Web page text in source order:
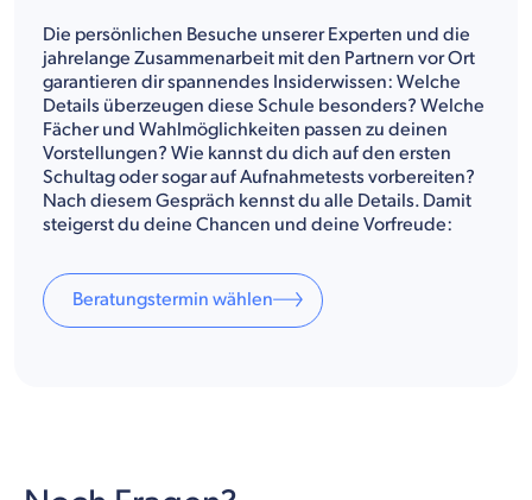
Die persönlichen Besuche unserer Experten und die
jahrelange Zusammenarbeit mit den Partnern vor Ort
garantieren dir spannendes Insiderwissen: Welche
Details überzeugen diese Schule besonders? Welche
Fächer und Wahlmöglichkeiten passen zu deinen
Vorstellungen? Wie kannst du dich auf den ersten
Schultag oder sogar auf Aufnahmetests vorbereiten?
Nach diesem Gespräch kennst du alle Details. Damit
steigerst du deine Chancen und deine Vorfreude:
Beratungstermin wählen